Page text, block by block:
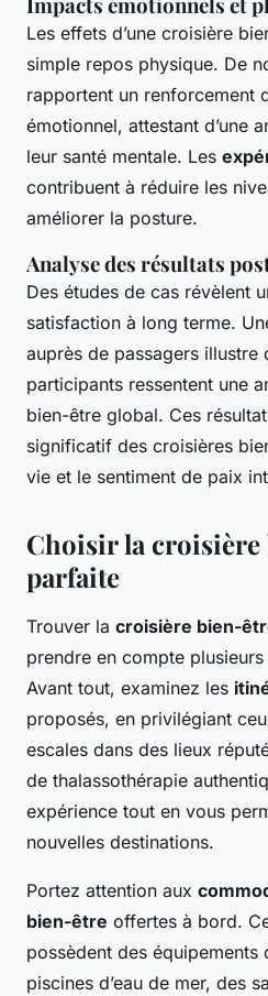
Les effets d’une croisière
simple repos physique. De
rapportent un renforcement
émotionnel, attestant d’une
leur santé mentale. Les
contribuent à réduire les
améliorer la posture.
Analyse des résultats
Des études de cas révèlent
satisfaction à long terme.
auprès de passagers illustre
participants ressentent une
bien-être global. Ces
significatif des croisières
vie et le sentiment de paix
Choisir la
parfaite
Trouver la croisière bien-
prendre en compte
Avant tout, examinez les
proposés, en privilégiant
escales dans des lieux
de thalassothérapie
expérience tout en vous
nouvelles destinations.
Portez attention aux
bien-être offertes à bord.
possèdent des
piscines d’eau de mer, des